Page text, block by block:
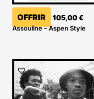
OFFRIR 105,00€
Assouline – Aspen Style